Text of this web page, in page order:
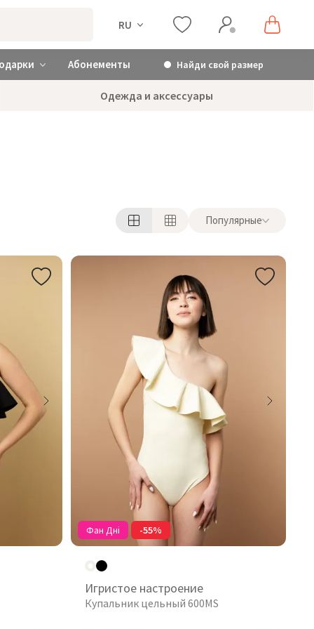
RU
Абонементы Найди свой размер
Одежда и аксессуары
Популярные
Фан Дні -55%
Игристое настроение
Купальник цельный 600MS